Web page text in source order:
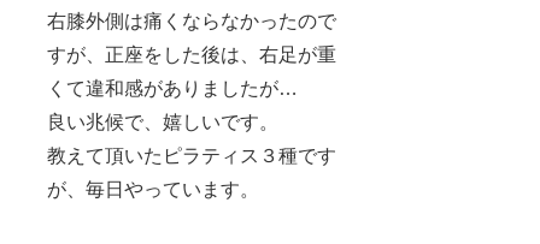
右膝外側は痛くならなかったので
すが、正座をした後は、右足が重
くて違和感がありましたが…
良い兆候で、嬉しいです。
教えて頂いたピラティス３種です
が、毎日やっています。